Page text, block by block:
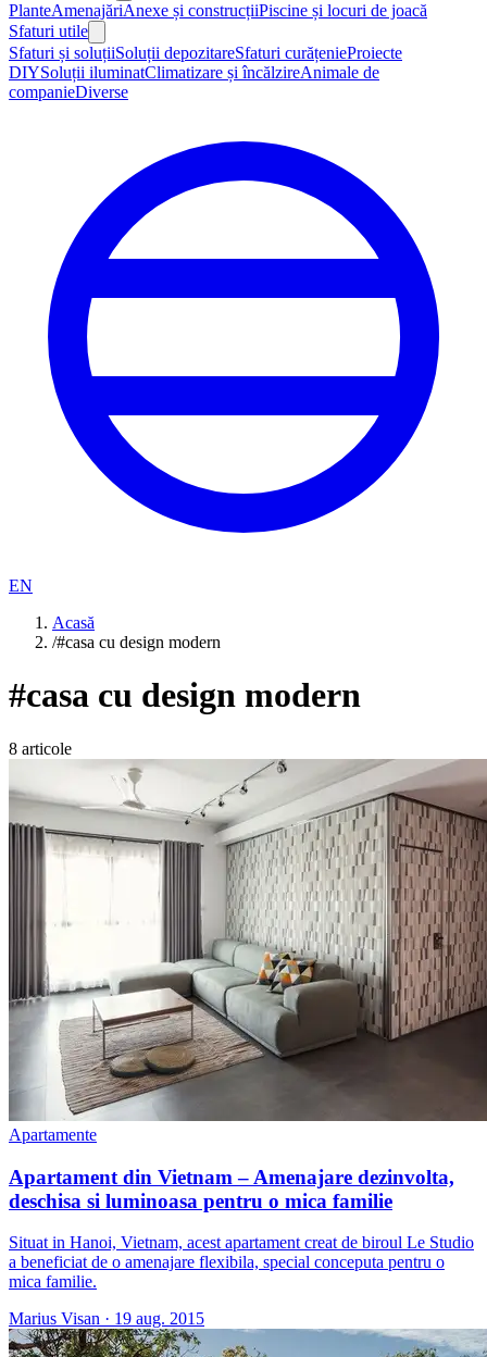
PlanteAmenajăriAnexe și construcțiiPiscine și locuri de joacă
Sfaturi utile
Sfaturi și soluțiiSoluții depozitareSfaturi curățenieProiecte
DIYSoluții iluminatClimatizare și încălzireAnimale de
companieDiverse
EN
Acasă
/#casa cu design modern
#casa cu design modern
8 articole
Apartamente
Apartament din Vietnam – Amenajare dezinvolta,
deschisa si luminoasa pentru o mica familie
Situat in Hanoi, Vietnam, acest apartament creat de biroul Le Studio
a beneficiat de o amenajare flexibila, special conceputa pentru o
mica familie.
Marius Visan · 19 aug. 2015